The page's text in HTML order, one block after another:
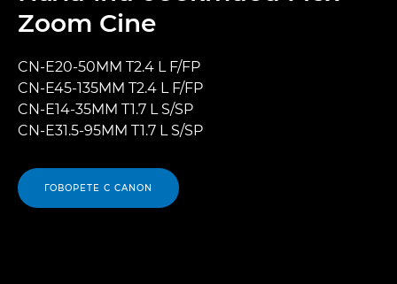
Zoom Cine
CN-E20-50MM T2.4 L F/FP
CN-E45-135MM T2.4 L F/FP
CN-E14-35MM T1.7 L S/SP
CN-E31.5-95MM T1.7 L S/SP
ГОВОРЕТЕ С CANON